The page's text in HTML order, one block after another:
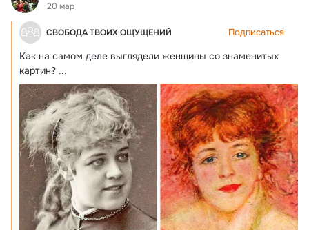
20 мар
СВОБОДА ТВОИХ ОЩУЩЕНИЙ Подписаться
Как на самом деле выглядели женщины со знаменитых
картин? ...